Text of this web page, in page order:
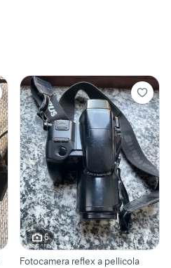
6
Fotocamera reflex a pellicola